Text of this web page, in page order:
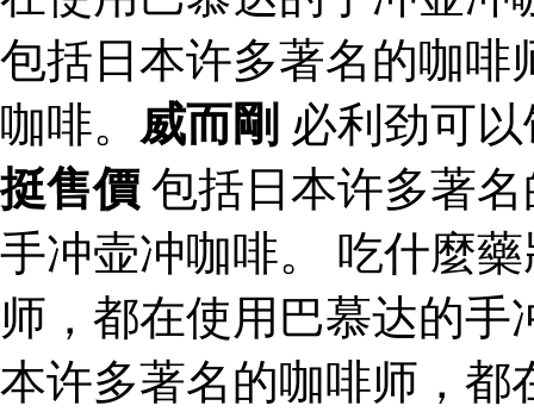
包括日本许多著名的咖啡
咖啡。 威而剛 必利劲可
挺售價 包括日本许多著
手冲壶冲咖啡。 吃什麼
师，都在使用巴慕达的
本许多著名的咖啡师，都